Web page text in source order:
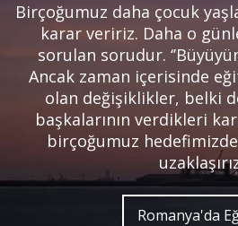
Birçoğumuz daha çocuk
karar veririz. Daha o
sorulan sorudur.
Ancak zaman içerisinde
olan değişiklikler, belki
başkalarının verdikleri
birçoğumuz
Romanya'da